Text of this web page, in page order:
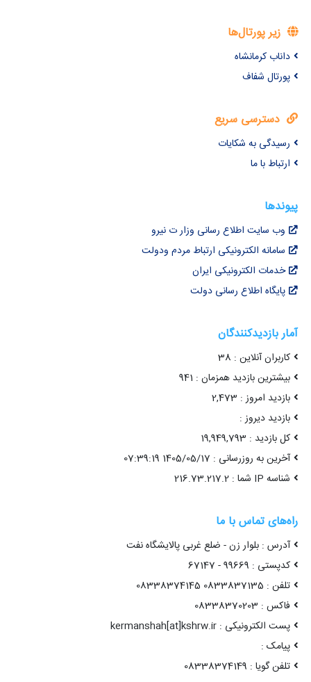
زیر پورتال‌ها
داناب کرمانشاه
پورتال شفاف
دسترسی سریع
رسیدگی به شکایات
ارتباط با ما
پیوندها
وب سایت اطلاع رسانی وزار ت نیرو
سامانه الکترونیکی ارتباط مردم ودولت
خدمات الکترونیکی ایران
پایگاه اطلاع رسانی دولت
آمار بازدیدکنندگان
کاربران آنلاین : 38
بیشترین بازدید همزمان : 941
بازدید امروز : 2,473
بازدید دیروز :
کل بازدید : 19,949,793
آخرین به روزرسانی : 1405/05/17 07:39:19
شناسه IP شما : 216.73.217.2
راه‌های تماس با ما
آدرس : بلوار زن - ضلع غربی پالایشگاه نفت
کدپستی : 99669 - 67147
تلفن : 0833837135 08338374145
فاکس : 08338370203
پست الکترونیکی : kermanshah[at]kshrw.ir
پیامک :
تلفن گویا : 08338374149